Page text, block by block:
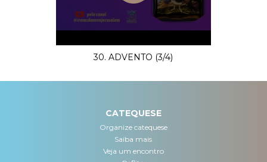
30. ADVENTO (3/4)
CATEQUESE
Organize catequese
Saiba mais
Veja um encontro